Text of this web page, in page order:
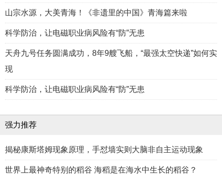
山宗水源，大美青海！《非遗里的中国》青海篇来啦
科学防治，让电磁职业病风险有“防”无患
天舟九号任务圆满成功，8年9艘飞船，“最强太空快递”如何实
现
科学防治，让电磁职业病风险有“防”无患
强力推荐
揭秘康斯塔姆现象原理，手怼墙实则大脑非自主运动现象
世界上最神奇特别的稻谷 海稻是在海水中生长的稻谷？